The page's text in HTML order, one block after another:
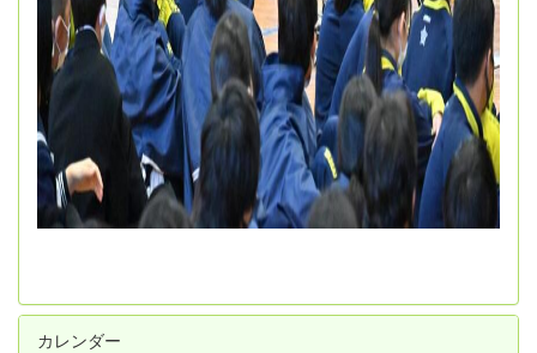
カレンダー